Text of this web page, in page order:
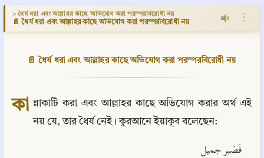
> ধৈর্য ধরা এবং আল্লাহর কাছে অভিযোগ করা পরস্পরবিরোধী নয়
📄 ধৈর্য ধরা এবং আল্লাহর কাছে অভিযোগ করা পরস্পরবিরোধী নয় ⋮
📄 ধৈর্য ধরা এবং আল্লাহর কাছে অভিযোগ করা পরস্পরবিরোধী নয়
কা ন্নাকাটি করা এবং আল্লাহর কাছে অভিযোগ করার অর্থ এই
নয় যে, তার ধৈর্য নেই। কুরআনে ইয়াকূব বলেছেন:
فَصَبر جمیل